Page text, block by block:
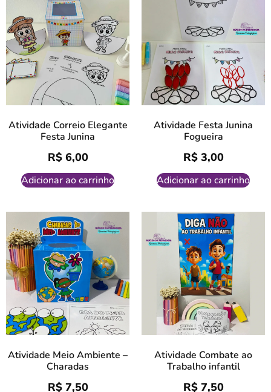
Atividade Correio Elegante
Festa Junina
R$6,00
Adicionar ao carrinho
Atividade Festa Junina
Fogueira
R$3,00
Adicionar ao carrinho
Atividade Meio Ambiente –
Charadas
R$7,50
Atividade Combate ao
Trabalho infantil
R$7,50